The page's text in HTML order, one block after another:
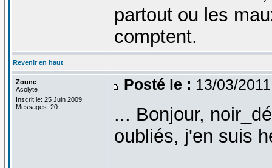
partout ou les
comptent.
Revenir en haut
Zoune
Acolyte
Inscrit le: 25 Juin 2009
Messages: 20
Posté le : 13/03/
... Bonjour,
oubliés, j'en suis